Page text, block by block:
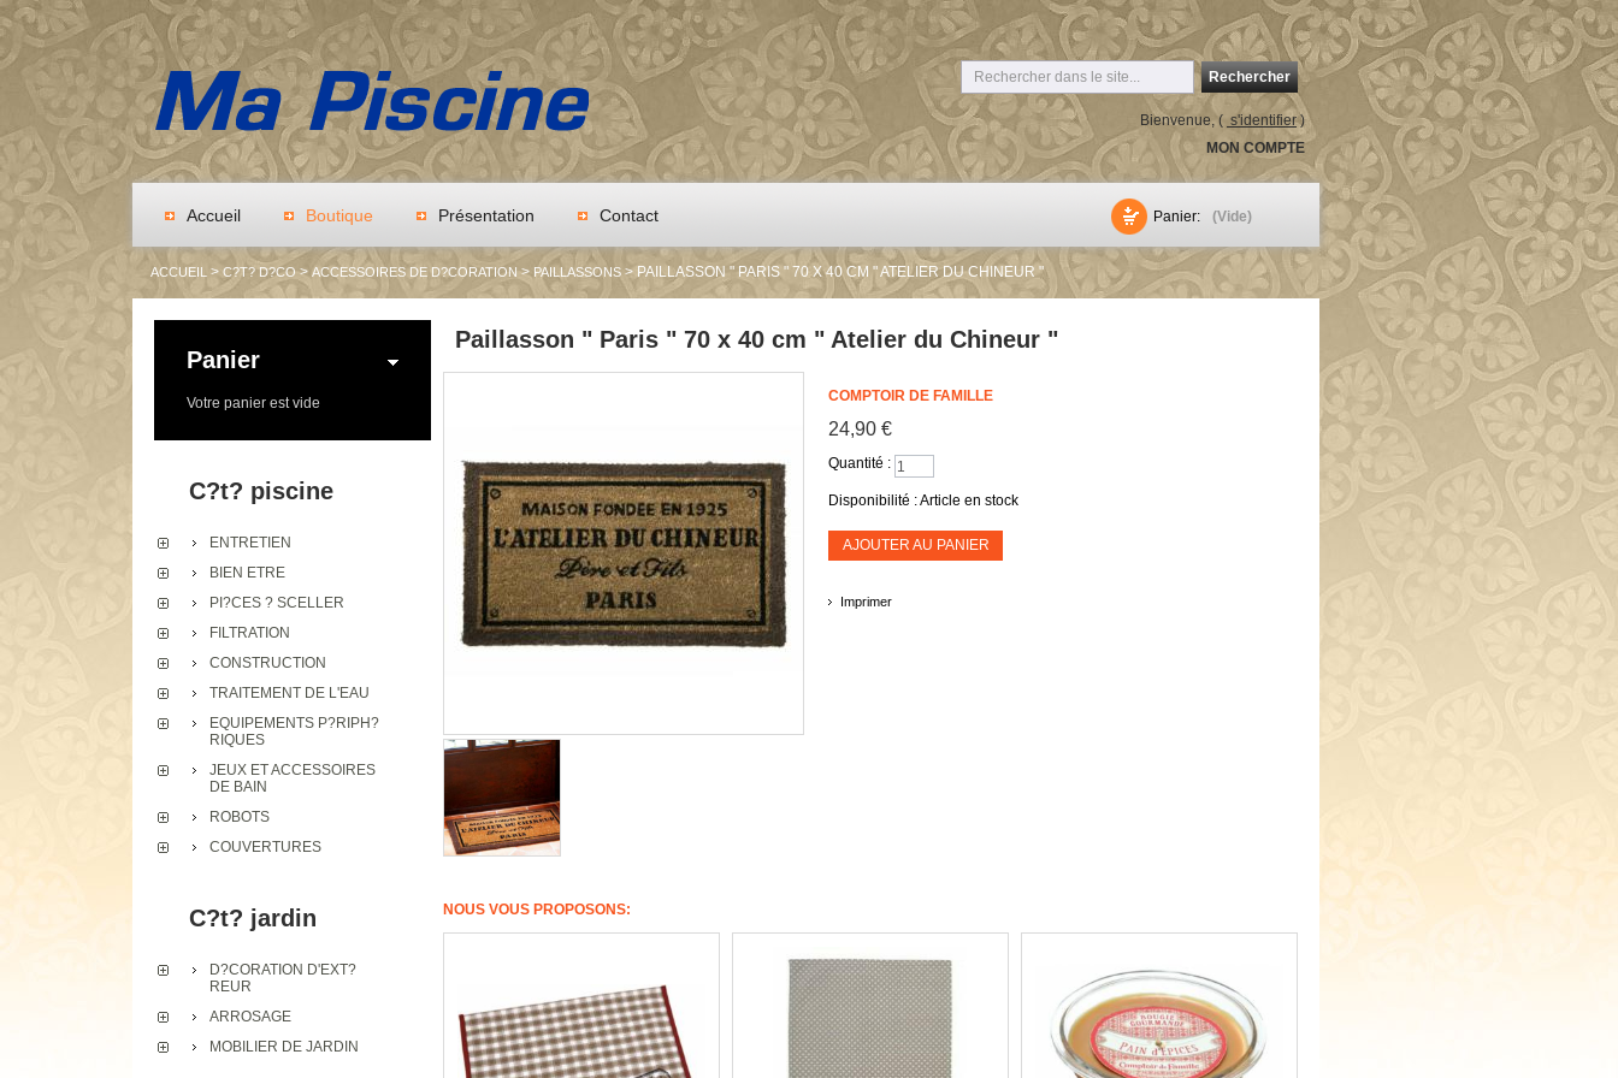
Accueil Boutique Présentation Contact
Bienvenue, ( s'identifier)
MON COMPTE
Panier: (Vide)
Rechercher
Panier
Votre panier est vide
C?t? piscine
ENTRETIEN
BIEN ETRE
PI?CES ? SCELLER
FILTRATION
CONSTRUCTION
TRAITEMENT DE L'EAU
EQUIPEMENTS P?RIPH?
RIQUES
JEUX ET ACCESSOIRES
DE BAIN
ROBOTS
COUVERTURES
C?t? jardin
D?CORATION D'EXT?
REUR
ARROSAGE
MOBILIER DE JARDIN
ACCUEIL > C?T? D?CO > ACCESSOIRES DE D?CORATION > PAILLASSONS > PAILLASSON " PARIS " 70 X 40 CM " ATELIER DU CHINEUR "
Paillasson " Paris " 70 x 40 cm " Atelier du Chineur "
COMPTOIR DE FAMILLE
24,90 €
Quantité :
Disponibilité :Article en stock
AJOUTER AU PANIER
Imprimer
NOUS VOUS PROPOSONS: